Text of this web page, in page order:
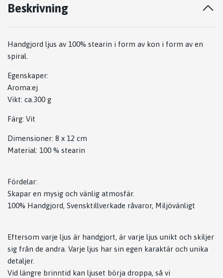
Beskrivning
Handgjord ljus av 100% stearin i form av kon i form av en
spiral.
Egenskaper:
Aroma:ej
Vikt: ca.300 g
Färg: Vit
Dimensioner: 8 x 12 cm
Material: 100 % stearin
Fördelar:
Skapar en mysig och vänlig atmosfär.
100% Handgjord, Svensktillverkade råvaror, Miljövänligt
Eftersom varje ljus är handgjort, är varje ljus unikt och skiljer
sig från de andra. Varje ljus har sin egen karaktär och unika
detaljer.
Vid längre brinntid kan ljuset börja droppa, så vi